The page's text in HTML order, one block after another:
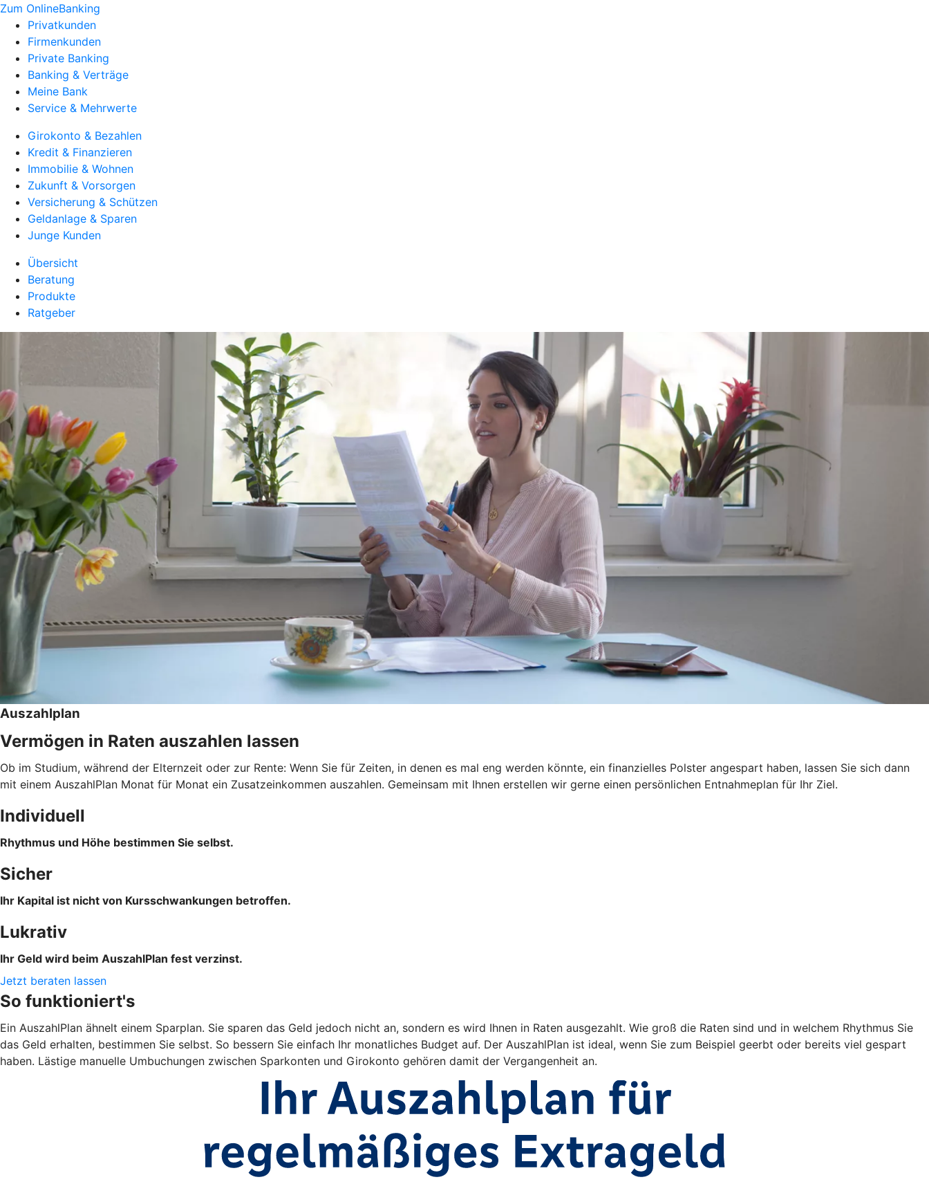
Zum OnlineBanking
Privatkunden
Firmenkunden
Private Banking
Banking & Verträge
Meine Bank
Service & Mehrwerte
Girokonto & Bezahlen
Kredit & Finanzieren
Immobilie & Wohnen
Zukunft & Vorsorgen
Versicherung & Schützen
Geldanlage & Sparen
Junge Kunden
Übersicht
Beratung
Produkte
Ratgeber
Auszahlplan
Vermögen in Raten auszahlen lassen
Ob im Studium, während der Elternzeit oder zur Rente: Wenn Sie für Zeiten, in denen es mal eng werden könnte, ein finanzielles Polster angespart haben, lassen Sie sich dann
mit einem AuszahlPlan Monat für Monat ein Zusatzeinkommen auszahlen. Gemeinsam mit Ihnen erstellen wir gerne einen persönlichen Entnahmeplan für Ihr Ziel.
Individuell
Rhythmus und Höhe bestimmen Sie selbst.
Sicher
Ihr Kapital ist nicht von Kursschwankungen betroffen.
Lukrativ
Ihr Geld wird beim AuszahlPlan fest verzinst.
Jetzt beraten lassen
So funktioniert's
Ein AuszahlPlan ähnelt einem Sparplan. Sie sparen das Geld jedoch nicht an, sondern es wird Ihnen in Raten ausgezahlt. Wie groß die Raten sind und in welchem Rhythmus Sie
das Geld erhalten, bestimmen Sie selbst. So bessern Sie einfach Ihr monatliches Budget auf. Der AuszahlPlan ist ideal, wenn Sie zum Beispiel geerbt oder bereits viel gespart
haben. Lästige manuelle Umbuchungen zwischen Sparkonten und Girokonto gehören damit der Vergangenheit an.